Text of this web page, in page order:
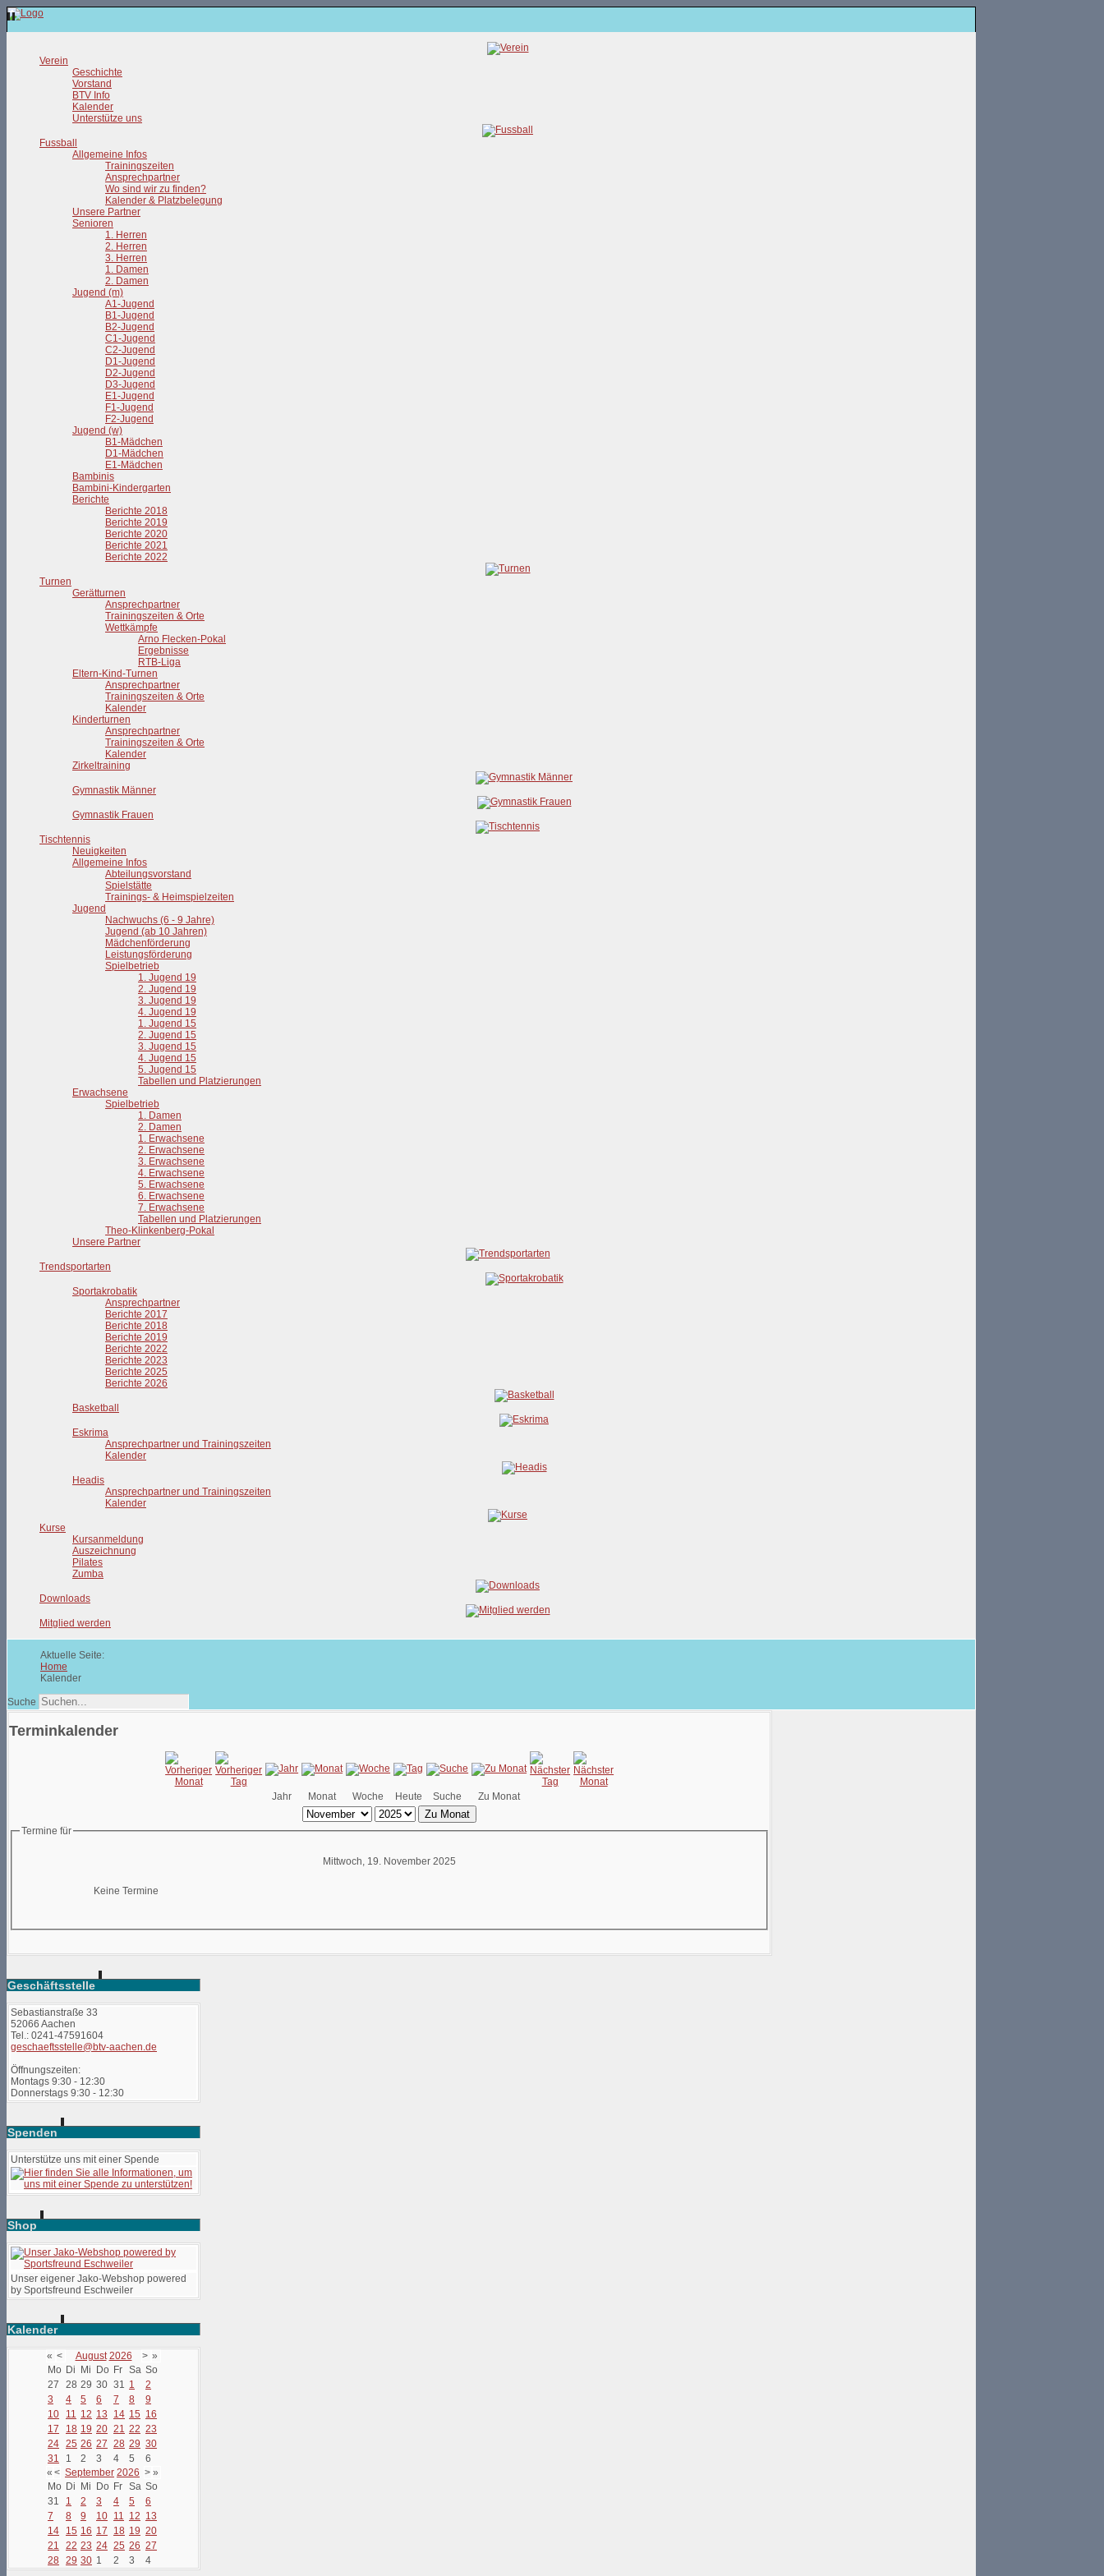
Verein
Geschichte
Vorstand
BTV Info
Kalender
Unterstütze uns
Fussball
Allgemeine Infos
Trainingszeiten
Ansprechpartner
Wo sind wir zu finden?
Kalender & Platzbelegung
Unsere Partner
Senioren
1. Herren
2. Herren
3. Herren
1. Damen
2. Damen
Jugend (m)
A1-Jugend
B1-Jugend
B2-Jugend
C1-Jugend
C2-Jugend
D1-Jugend
D2-Jugend
D3-Jugend
E1-Jugend
F1-Jugend
F2-Jugend
Jugend (w)
B1-Mädchen
D1-Mädchen
E1-Mädchen
Bambinis
Bambini-Kindergarten
Berichte
Berichte 2018
Berichte 2019
Berichte 2020
Berichte 2021
Berichte 2022
Turnen
Gerätturnen
Ansprechpartner
Trainingszeiten & Orte
Wettkämpfe
Arno Flecken-Pokal
Ergebnisse
RTB-Liga
Eltern-Kind-Turnen
Ansprechpartner
Trainingszeiten & Orte
Kalender
Kinderturnen
Ansprechpartner
Trainingszeiten & Orte
Kalender
Zirkeltraining
Gymnastik Männer
Gymnastik Frauen
Tischtennis
Neuigkeiten
Allgemeine Infos
Abteilungsvorstand
Spielstätte
Trainings- & Heimspielzeiten
Jugend
Nachwuchs (6 - 9 Jahre)
Jugend (ab 10 Jahren)
Mädchenförderung
Leistungsförderung
Spielbetrieb
1. Jugend 19
2. Jugend 19
3. Jugend 19
4. Jugend 19
1. Jugend 15
2. Jugend 15
3. Jugend 15
4. Jugend 15
5. Jugend 15
Tabellen und Platzierungen
Erwachsene
Spielbetrieb
1. Damen
2. Damen
1. Erwachsene
2. Erwachsene
3. Erwachsene
4. Erwachsene
5. Erwachsene
6. Erwachsene
7. Erwachsene
Tabellen und Platzierungen
Theo-Klinkenberg-Pokal
Unsere Partner
Trendsportarten
Sportakrobatik
Ansprechpartner
Berichte 2017
Berichte 2018
Berichte 2019
Berichte 2022
Berichte 2023
Berichte 2025
Berichte 2026
Basketball
Eskrima
Ansprechpartner und Trainingszeiten
Kalender
Headis
Ansprechpartner und Trainingszeiten
Kalender
Kurse
Kursanmeldung
Auszeichnung
Pilates
Zumba
Downloads
Mitglied werden
Aktuelle Seite:
Home
Kalender
Suche
Terminkalender
Jahr Monat Woche Heute Suche Zu Monat
Zu Monat
Termine für
Mittwoch, 19. November 2025
Keine Termine
Geschäftsstelle
Sebastianstraße 33
52066 Aachen
Tel.: 0241-47591604
geschaeftsstelle@btv-aachen.de
Öffnungszeiten:
Montags 9:30 - 12:30
Donnerstags 9:30 - 12:30
Spenden
Unterstütze uns mit einer Spende
Shop
Unser eigener Jako-Webshop powered
by Sportsfreund Eschweiler
Kalender
« < August 2026 > »
Mo Di Mi Do Fr Sa So
27
28 29 30 31 1
2
3
4 5 6 7 8
9
10
11 12 13 14 15 16
17
18 19 20 21 22 23
24 25 26 27 28 29 30
31
1 2 3 4 5
6
« < September 2026 > »
Mo Di Mi Do Fr Sa So
31
1 2 3 4 5
6
7
8 9 10 11 12 13
14
15 16 17 18 19 20
21
22 23 24 25 26 27
28 29 30 1 2 3 4